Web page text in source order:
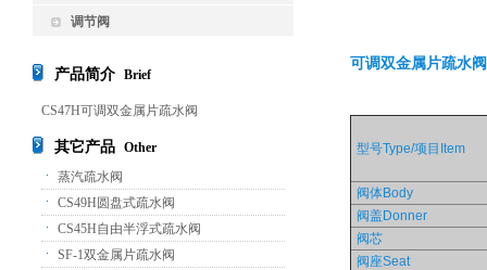
调节阀
产品简介 Brief
CS47H可调双金属片疏水阀
其它产品 Other
蒸汽疏水阀
CS49H圆盘式疏水阀
CS45H自由半浮式疏水阀
SF-1双金属片疏水阀
可调双金属片疏水阀
型号Type/项目Item
阀体Body
阀盖Donner
阀芯
阀座Seat